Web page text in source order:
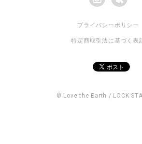
プライバシーポリシー
特定商取引法に基づく表
© Love the Earth / LOCK